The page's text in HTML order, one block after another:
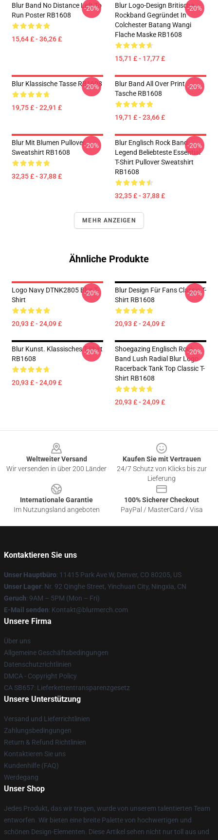
Blur Band No Distance Left To
Run Poster RB1608
15,64 £ - 36,26 £
-20%
Blur Logo-Design Britische
Rockband Gegründet In
Colchester Batang Wangi
Flache Maske RB1608
15,71 £ - 17,77 £
-20%
Blur Klassische Tasse RB1608
19,75 £ - 22,91 £
-20%
Blur Band All Over Print
Tasche RB1608
19,71 £ - 23,66 £
-20%
Blur Mit Blumen Pullover
Sweatshirt RB1608
32,35 £ - 37,88 £
-20%
Blur Englisch Rock Band
Legend Beliebteste Essential
T-Shirt Pullover Sweatshirt
RB1608
32,35 £ - 37,88 £
-20%
MEHR ANZEIGEN
Ähnliche Produkte
Logo Navy DTNK2805 Blur T-
Shirt
20,93 £ - 24,09 £
-20%
Blur Design Für Fans Classic T-
Shirt RB1608
20,93 £ - 24,09 £
-20%
Blur Kunst. Klassisches T-Shirt
RB1608
20,93 £ - 24,09 £
-20%
Shoegazing Englisch Rock
Band Lush Radial Blur Logo
Racerback Tank Top Classic T-
Shirt RB1608
20,93 £ - 24,09 £
-20%
Weltweiter Versand
Wir versenden in über 200 Länder
Kaufen Sie mit Vertrauen
24/7 Schutz von Klicks bis zur
Lieferung
Internationale Garantie
Im Nutzungsland angeboten
100% Sicherer Checkout
PayPal / MasterCard / Visa
Kontaktieren Sie uns
Unser Hauptbüro: 11415 Park Ave W, Denver, CO 80205, US
Unser Lager: Nr. 92 Qinghe Street, Yinchuan City, Ningxia, CN
Geruch: 9AM – 5PM (Mon – Fri)
E-Mail senden: Kontakt@blurmerch.com
Unsere Firma
Über uns
Allgemeine Geschäftsbedingungen
Datenschutzrichtlinien
DMCA - Copyright Policy
CA SB657: Lieferkettentransparenzgesetz
Unsere Unterstützung
Versand und Lieferrichtlinien
Zahlungsbedingungen
Return & Refund Richtlinien
Kontaktieren Sie uns
Kundenhilfe (FAQ)
Werdegang
Unser Shop
Jedes Produkt, das wir tragen, wurde von unserem talentierten Team
entworfen. Wir bieten eine breite Palette von hochwertigen und
schönen Design-Elementen. Diese Artikel sehen nicht nur toll aus und